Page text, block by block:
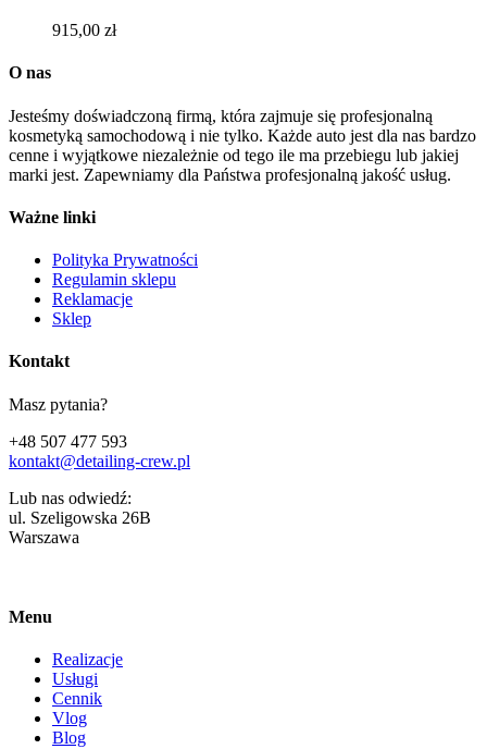
915,00 zł
O nas
Jesteśmy doświadczoną firmą, która zajmuje się profesjonalną
kosmetyką samochodową i nie tylko. Każde auto jest dla nas bardzo
cenne i wyjątkowe niezależnie od tego ile ma przebiegu lub jakiej
marki jest. Zapewniamy dla Państwa profesjonalną jakość usług.
Ważne linki
Polityka Prywatności
Regulamin sklepu
Reklamacje
Sklep
Kontakt
Masz pytania?
+48 507 477 593
kontakt@detailing-crew.pl
Lub nas odwiedź:
ul. Szeligowska 26B
Warszawa
Menu
Realizacje
Usługi
Cennik
Vlog
Blog